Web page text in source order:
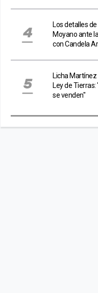
Los detalles
Moyano ante
con Candela
Licha
Ley de
se venden"